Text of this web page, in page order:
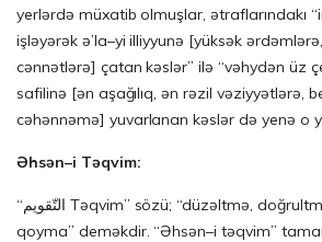
yerlərdə müxatib olmuşlar, ətraflarındakı
işləyərək ə’la–yi illiyyunə [yüksək
cənnətlərə] çatan kəslər” ilə “vəhydən üz
safilinə [ən aşağılıq, ən rəzil vəziyyətlərə,
cəhənnəmə] yuvarlanan kəslər də yenə o
Əhsən–i Təqvim:
“التّقويم Təqvim” sözü; “düzəltmə, doğrultma, dərəcəsinə
qoyma” deməkdir. “Əhsən–i təqvim”